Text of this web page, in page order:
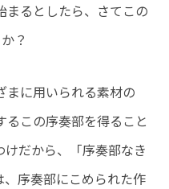
まるとしたら、さてこの
？
まに用いられる素材の
この序奏部を得ること
だから、「序奏部なき
序奏部にこめられた作